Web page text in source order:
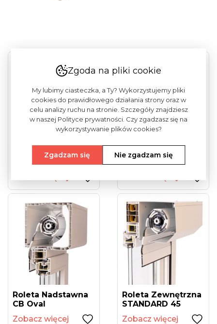
Roleta Zewnętrzna
Do Zabudowy
Roleta Nadstawna
CB
Roleta Nadstawna
CB Oval
Zobacz więcej
Roleta Zewnętrzna
STANDARD 45
Zobacz więcej
Zgoda na pliki cookie
My lubimy ciasteczka, a Ty? Wykorzystujemy pliki
cookies do prawidłowego działania strony oraz w
celu analizy ruchu na stronie. Szczegóły znajdziesz
w naszej Polityce prywatności. Czy zgadzasz się na
wykorzystywanie plików cookies?
Zgadzam się Nie zgadzam się